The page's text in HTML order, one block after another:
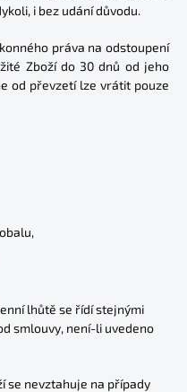
i bez udání důvodu.
práva na odstoupení
Zboží do 30 dnů od jeho
od převzetí lze vrátit pouze
lhůtě se řídí stejnými
smlouvy, není-li uvedeno
se nevztahuje na případy